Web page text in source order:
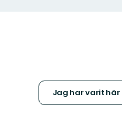
Jag har varit här